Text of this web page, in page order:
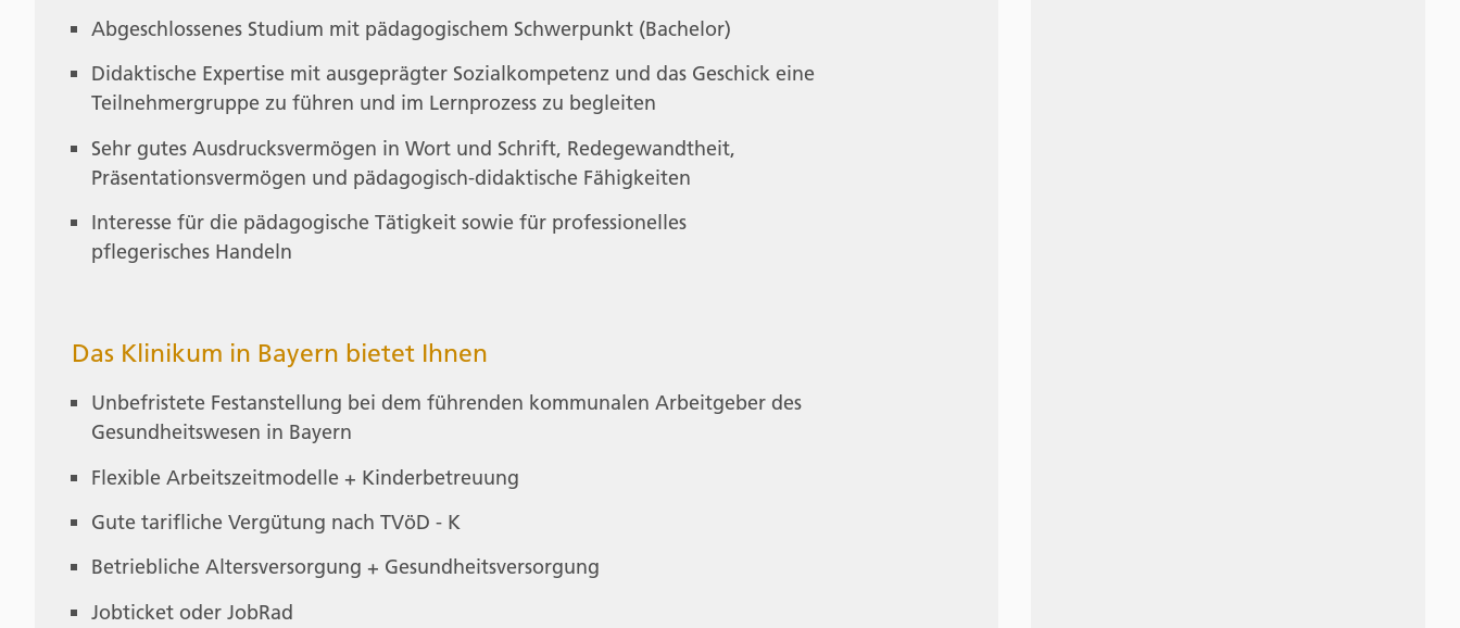
Abgeschlossenes Studium mit pädagogischem Schwerpunkt (Bachelor)
Didaktische Expertise mit ausgeprägter Sozialkompetenz und das Geschick eine
Teilnehmergruppe zu führen und im Lernprozess zu begleiten
Sehr gutes Ausdrucksvermögen in Wort und Schrift, Redegewandtheit,
Präsentationsvermögen und pädagogisch-didaktische Fähigkeiten
Interesse für die pädagogische Tätigkeit sowie für professionelles
pflegerisches Handeln
Das Klinikum in Bayern bietet Ihnen
Unbefristete Festanstellung bei dem führenden kommunalen Arbeitgeber des
Gesundheitswesen in Bayern
Flexible Arbeitszeitmodelle + Kinderbetreuung
Gute tarifliche Vergütung nach TVöD - K
Betriebliche Altersversorgung + Gesundheitsversorgung
Jobticket oder JobRad